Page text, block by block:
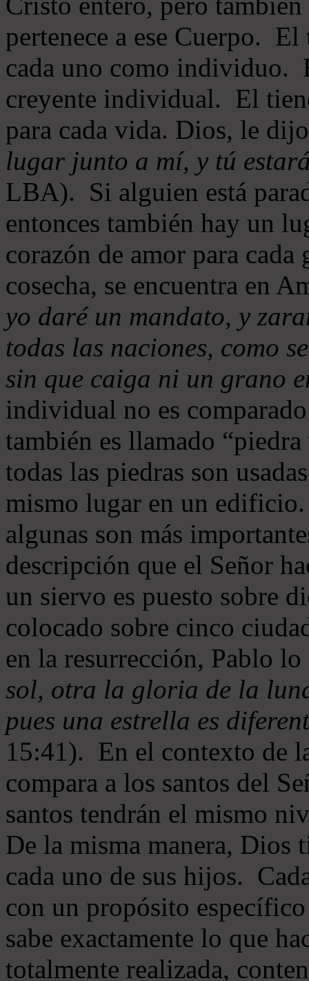
pertenece a ese Cuerpo.
cada uno como individuo.
creyente individual. El
para cada vida. Dios, le
lugar junto a mí, y tú
LBA). Si alguien está
entonces también hay un
corazón de amor para
cosecha, se encuentra en
yo daré un mandato, y
todas las naciones, como
sin que caiga ni un grano
individual no es
también es llamado
todas las piedras son
mismo lugar en un
algunas son más
descripción que el Señor
un siervo es puesto sobre
colocado sobre cinco
en la resurrección, Pablo
sol, otra la gloria de la
pues una estrella es
15:41). En el contexto de
compara a los santos del
santos tendrán el mismo
De la misma manera, Dios
cada uno de sus hijos.
con un propósito
sabe exactamente lo que
totalmente realizada,